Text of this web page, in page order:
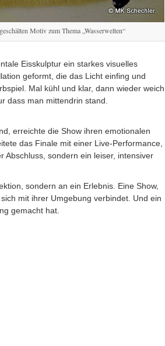
Motiv zum Thema „Wasserwelten“
Eisskulptur ein starkes visuelles
geformt, die das Licht einfing und
Mal kühl und klar, dann wieder weich
dass man mittendrin stand.
erreichte die Show ihren emotionalen
das Finale mit einer Live-Performance,
Abschluss, sondern ein leiser, intensiver
sondern an ein Erlebnis. Eine Show,
mit ihrer Umgebung verbindet. Und ein
gemacht hat.